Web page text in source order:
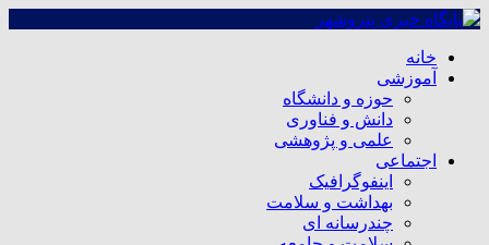
خانه
آموزشی
حوزه و دانشگاه
دانش و فناوری
علمی و پژوهشی
اجتماعی
اینفوگرافیک
بهداشت و سلامت
چندرسانه ای